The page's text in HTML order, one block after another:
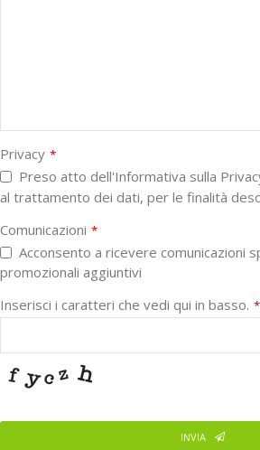
Privacy *
Preso atto dell'Informativa sulla
al trattamento dei dati, per le finalità
Comunicazioni *
Acconsento a ricevere comunicazioni
promozionali aggiuntivi
Inserisci i caratteri che vedi qui in basso. *
INVIA